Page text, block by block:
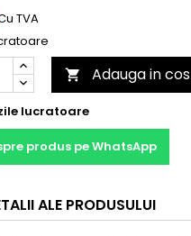
TVA
 Adauga in cos
lucratoare
produs pe WhatsApp
ALE PRODUSULUI